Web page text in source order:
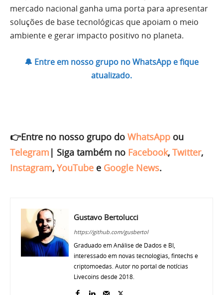
mercado nacional ganha uma porta para apresentar
soluções de base tecnológicas que apoiam o meio
ambiente e gerar impacto positivo no planeta.
🔔 Entre em nosso grupo no WhatsApp e fique
atualizado.
👉Entre no nosso grupo do WhatsApp ou
Telegram | Siga também no Facebook, Twitter,
Instagram, YouTube e Google News.
Gustavo Bertolucci
https://github.com/gusbertol
Graduado em Análise de Dados e BI,
interessado em novas tecnologias, fintechs e
criptomoedas. Autor no portal de notícias
Livecoins desde 2018.